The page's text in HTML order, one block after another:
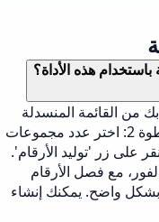
هذه الأداة؟
بك من القائمة المنسدلة
(مثل Powerball و Mega Millions). الخطوة 2: اختر عدد مجموعات
التي ترغب في إنشائها. الخطوة 3: انقر على زر 'توليد الأرقام'.
الفور، مع فصل الأرقام
الرئيسية عن أرقام المكافآت/Powerball بشكل واضح. يمكنك إنشاء